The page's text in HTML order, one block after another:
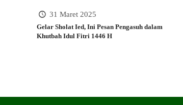
31 Maret 2025
Gelar Sholat Ied, Ini Pesan Pengasuh dalam
Khutbah Idul Fitri 1446 H